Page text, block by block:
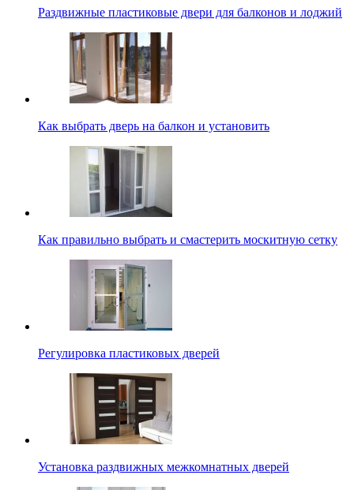
Раздвижные пластиковые двери для балконов и лоджий
Как выбрать дверь на балкон и установить
Как правильно выбрать и смастерить москитную сетку
Регулировка пластиковых дверей
Установка раздвижных межкомнатных дверей